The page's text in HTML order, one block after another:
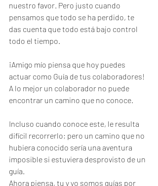
nuestro favor. Pero justo cuando
pensamos que todo se ha perdido, te
das cuenta que todo está bajo control
todo el tiempo.
¡Amigo mío piensa que hoy puedes
actuar como Guía de tus colaboradores!
A lo mejor un colaborador no puede
encontrar un camino que no conoce.
Incluso cuando conoce este, le resulta
difícil recorrerlo; pero un camino que no
hubiera conocido sería una aventura
imposible si estuviera desprovisto de un
guía.
Ahora piensa, tu y yo somos guías por